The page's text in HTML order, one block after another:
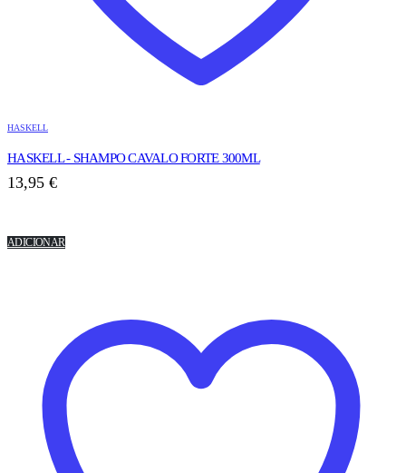
HASKELL
HASKELL - SHAMPO CAVALO FORTE 300ML
13,95 €
ADICIONAR